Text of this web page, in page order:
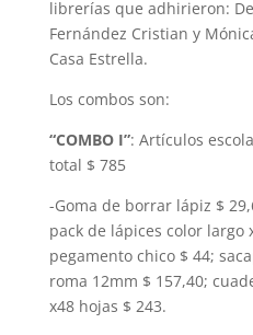
librerías que adhirieron:
Fernández Cristian y
Casa Estrella.
Los combos son:
“COMBO I”: Artículos
total $ 785
-Goma de borrar lápiz $
pack de lápices color largo
pegamento chico $ 44;
roma 12mm $ 157,40;
x48 hojas $ 243.